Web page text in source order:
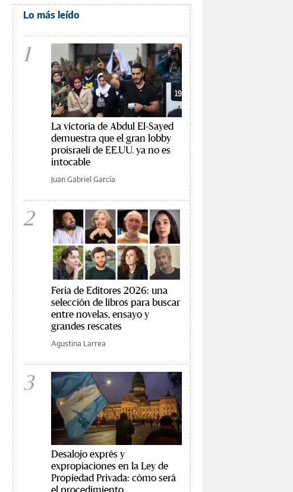
Lo más leído
1
La victoria de Abdul El-Sayed
demuestra que el gran lobby
proisraelí de EE.UU. ya no es
intocable
Juan Gabriel García
2
Feria de Editores 2026: una
selección de libros para buscar
entre novelas, ensayo y
grandes rescates
Agustina Larrea
3
Desalojo exprés y
expropiaciones en la Ley de
Propiedad Privada: cómo será